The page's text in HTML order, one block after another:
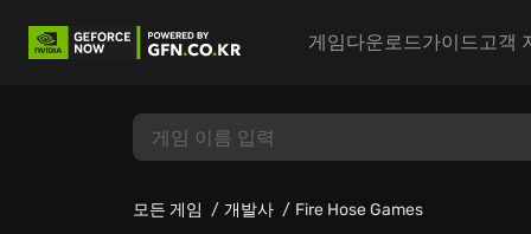
게임다운로드가이드고객
모든 게임 개발사 Fire Hose Games